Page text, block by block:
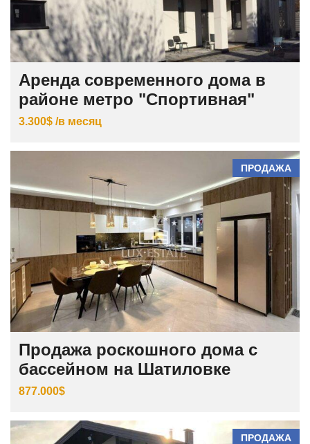
Аренда современного дома в
районе метро "Спортивная"
3.300$ /в месяц
ПРОДАЖА
Продажа роскошного дома с
бассейном на Шатиловке
877.000$
ПРОДАЖА